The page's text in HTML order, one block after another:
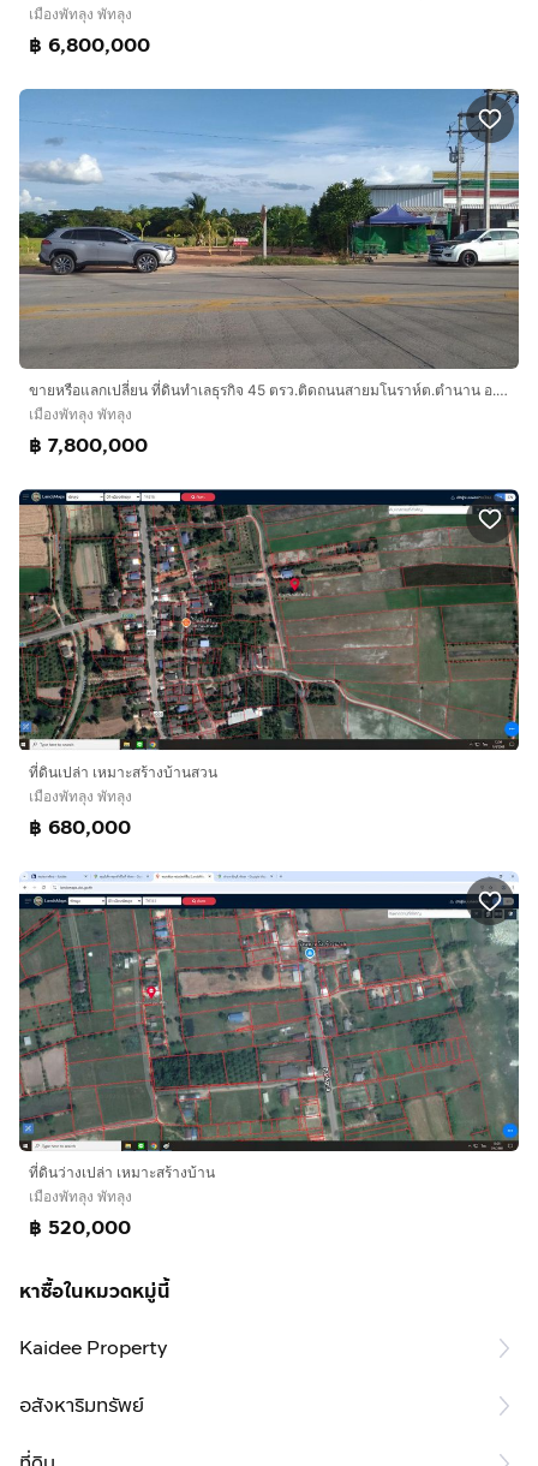
เมืองพัทลุง พัทลุง
฿ 6,800,000
ขายหรือแลกเปลี่ยน ที่ดินทำเลธุรกิจ 45 ตรว.ติดถนนสายมโนราห์ต.ตำนาน อ.เมืองพัทลุง เจ้าของเองครับ
เมืองพัทลุง พัทลุง
฿ 7,800,000
ที่ดินเปล่า เหมาะสร้างบ้านสวน
เมืองพัทลุง พัทลุง
฿ 680,000
ที่ดินว่างเปล่า เหมาะสร้างบ้าน
เมืองพัทลุง พัทลุง
฿ 520,000
หาซื้อในหมวดหมู่นี้
Kaidee Property
อสังหาริมทรัพย์